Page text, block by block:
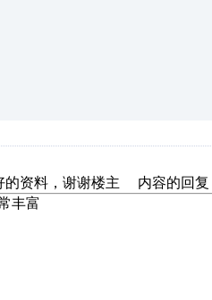
的资料，谢谢楼主 内容的回复
丰富